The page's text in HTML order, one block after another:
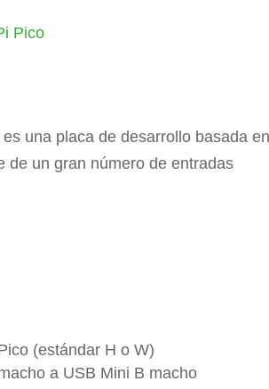
Pico
una placa de desarrollo basada
de un gran número de entradas
(estándar H o W)
a USB Mini B macho